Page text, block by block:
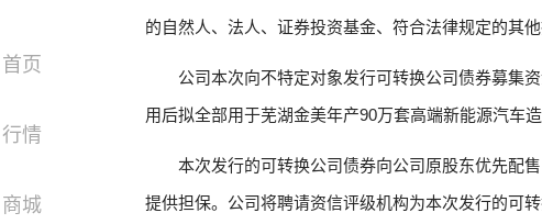
首页
行情
商城
的自然人、法人、证券投资基金、符合法律规定的其
公司本次向不特定对象发行可转换公司债券募集
用后拟全部用于芜湖金美年产90万套高端新能源汽车
本次发行的可转换公司债券向公司原股东优先配
提供担保。公司将聘请资信评级机构为本次发行的可